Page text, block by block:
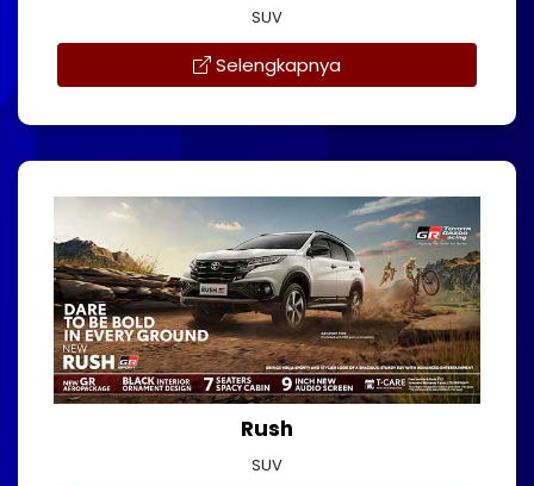
SUV
Selengkapnya
Rush
SUV